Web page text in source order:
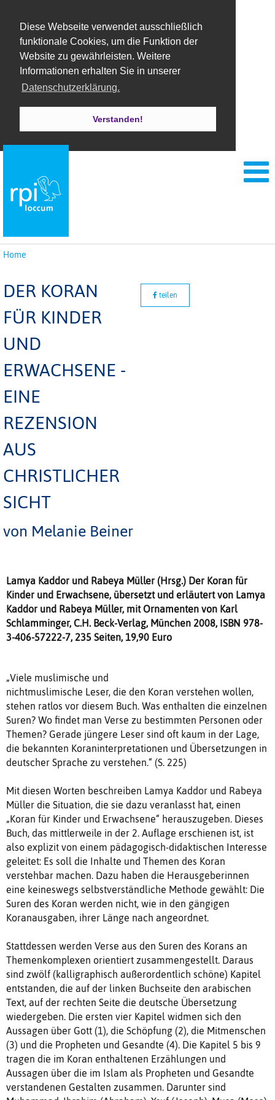
Diese Webseite verwendet ausschließlich
funktionale Cookies, um die Funktion der
Website zu gewährleisten. Weitere
Informationen erhalten Sie in unserer
Datenschutzerklärung.
Verstanden!
Home
DER KORAN
FÜR KINDER
UND
ERWACHSENE -
EINE
REZENSION
AUS
CHRISTLICHER
SICHT
teilen
von Melanie Beiner
Lamya Kaddor und Rabeya Müller (Hrsg.) Der Koran für
Kinder und Erwachsene, übersetzt und erläutert von Lamya
Kaddor und Rabeya Müller, mit Ornamenten von Karl
Schlamminger, C.H. Beck-Verlag, München 2008, ISBN 978-
3-406-57222-7, 235 Seiten, 19,90 Euro
„Viele muslimische und
nichtmuslimische Leser, die den Koran verstehen wollen,
stehen ratlos vor diesem Buch. Was enthalten die einzelnen
Suren? Wo findet man Verse zu bestimmten Personen oder
Themen? Gerade jüngere Leser sind oft kaum in der Lage,
die bekannten Koraninterpretationen und Übersetzungen in
deutscher Sprache zu verstehen.“ (S. 225)
Mit diesen Worten beschreiben Lamya Kaddor und Rabeya
Müller die Situation, die sie dazu veranlasst hat, einen
„Koran für Kinder und Erwachsene“ herauszugeben. Dieses
Buch, das mittlerweile in der 2. Auflage erschienen ist, ist
also explizit von einem pädagogisch-didaktischen Interesse
geleitet: Es soll die Inhalte und Themen des Koran
verstehbar machen. Dazu haben die Herausgeberinnen
eine keineswegs selbstverständliche Methode gewählt: Die
Suren des Koran werden nicht, wie in den gängigen
Koranausgaben, ihrer Länge nach angeordnet.
Stattdessen werden Verse aus den Suren des Korans an
Themenkomplexen orientiert zusammengestellt. Daraus
sind zwölf (kalligraphisch außerordentlich schöne) Kapitel
entstanden, die auf der linken Buchseite den arabischen
Text, auf der rechten Seite die deutsche Übersetzung
wiedergeben. Die ersten vier Kapitel widmen sich den
Aussagen über Gott (1), die Schöpfung (2), die Mitmenschen
(3) und die Propheten und Gesandte (4). Die Kapitel 5 bis 9
tragen die im Koran enthaltenen Erzählungen und
Aussagen über die im Islam als Propheten und Gesandte
verstandenen Gestalten zusammen. Darunter sind